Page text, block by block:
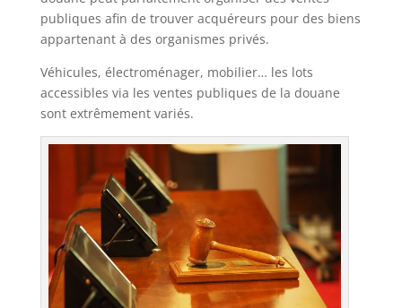
publiques afin de trouver acquéreurs pour des biens
appartenant à des organismes privés.
Véhicules, électroménager, mobilier… les lots
accessibles via les ventes publiques de la douane
sont extrêmement variés.